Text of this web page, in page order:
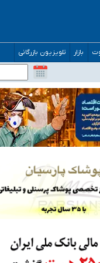
بازار تلویزیون بازرگانی